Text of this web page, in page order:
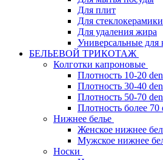
Для плит
Для стеклокерамики
Для удаления жира
Универсальные для
БЕЛЬЕВОЙ ТРИКОТАЖ
Колготки капроновые
Плотность 10-20 den
Плотность 30-40 den
Плотность 50-70 den
Плотность более 70
Нижнее белье
Женское нижнее
Мужское нижнее
Носки